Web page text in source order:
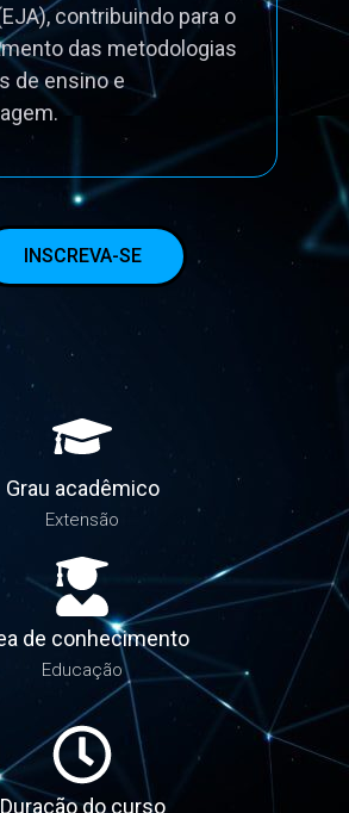
de Jovens e
contribuindo para o
das metodologias
de ensino e
INSCREVA-SE
Grau acadêmico
de conhecimento
Educação